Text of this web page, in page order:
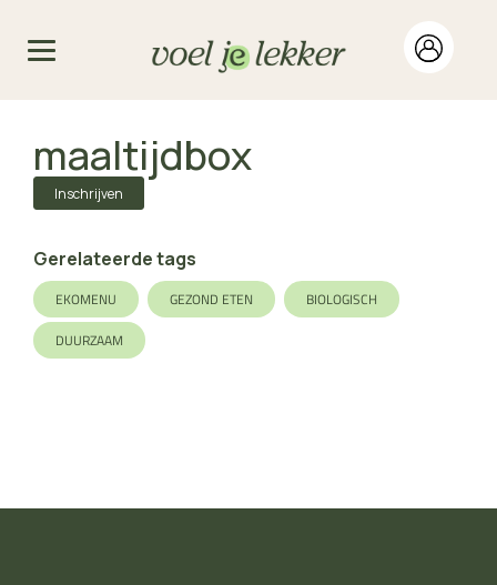
maaltijdbox
Inschrijven
Gerelateerde tags
EKOMENU GEZOND ETEN
BIOLOGISCH
DUURZAAM